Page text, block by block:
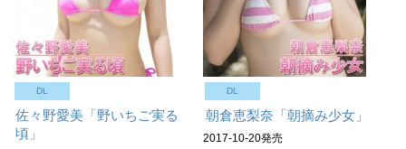
DL
佐々野愛美「野いちご実る
頃」
DL
朝倉恵梨奈「朝摘み少女」
2017-10-20発売